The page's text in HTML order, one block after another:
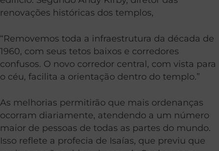
renovações históricas dos templos,
“Removemos toda a infraestrutura da década de
1960, com seus tetos baixos e corredores
confusos. O novo corredor central, com vista para
o céu, facilita a orientação dentro do templo.”
As melhorias permitirão que mais ordenanças
ocorram diariamente, atendendo a um número
maior de pessoas de todas as partes do mundo.
Isso reflete a profecia de Isaías, que previu que